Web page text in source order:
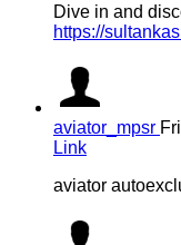
Dive in and
https://
aviator_mpsr
Link
aviator